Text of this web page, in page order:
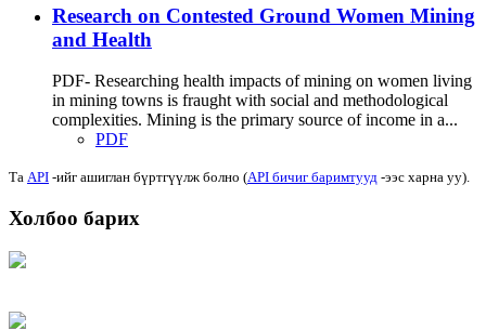
Research on Contested Ground Women Mining
and Health
PDF- Researching health impacts of mining on women living
in mining towns is fraught with social and methodological
complexities. Mining is the primary source of income in a...
PDF
Та API -ийг ашиглан бүртгүүлж болно (API бичиг баримтууд -ээс харна уу).
Холбоо барих